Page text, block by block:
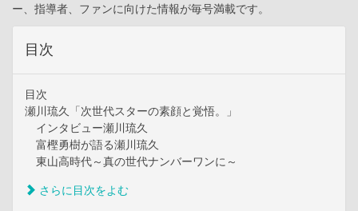
ー、指導者、ファンに向けた情報が毎号満載です。
目次
目次
瀬川琉久「次世代スターの素顔と覚悟。」
インタビュー瀬川琉久
富樫勇樹が語る瀬川琉久
東山高時代～真の世代ナンバーワンに～
さらに目次をよむ